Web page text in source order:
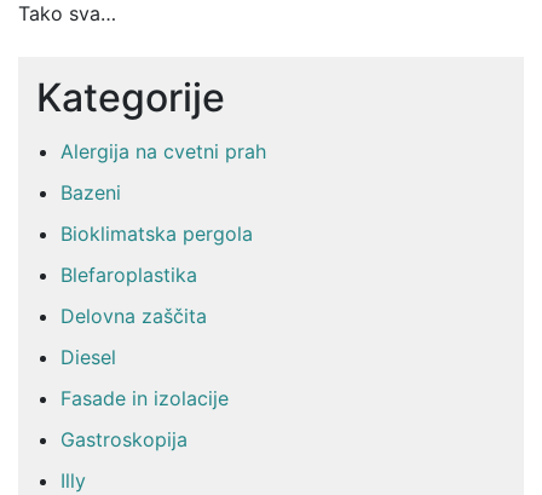
Tako sva…
Kategorije
Alergija na cvetni prah
Bazeni
Bioklimatska pergola
Blefaroplastika
Delovna zaščita
Diesel
Fasade in izolacije
Gastroskopija
Illy